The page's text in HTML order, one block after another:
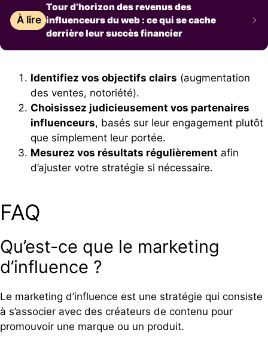
À lire
Tour d’horizon des revenus des
influenceurs du web : ce qui se cache
derrière leur succès financier
Identifiez vos objectifs clairs (augmentation
des ventes, notoriété).
Choisissez judicieusement vos partenaires
influenceurs, basés sur leur engagement plutôt
que simplement leur portée.
Mesurez vos résultats régulièrement afin
d’ajuster votre stratégie si nécessaire.
FAQ
Qu’est-ce que le marketing
d’influence ?
Le marketing d’influence est une stratégie qui consiste
à s’associer avec des créateurs de contenu pour
promouvoir une marque ou un produit.